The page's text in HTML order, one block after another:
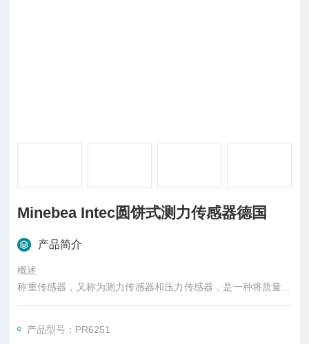
Minebea Intec圆饼式测力传感器德国
产品简介
概述
称重传感器，又称为测力传感器和压力传感器，是一种将质量信
号转变为可测量的电信号输出的装置，主要有S型、悬臂型、轮
的工作原理原理上称重传感器就是压力传感器, 只是形状不一样
产品型号：PR6251